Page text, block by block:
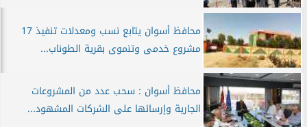
محافظ أسوان يتابع نسب ومعدلات تنفيذ 17
مشروع خدمى وتنموى بقرية الطوناب...
محافظ أسوان : سحب عدد من المشروعات
الجارية وإرسائها على الشركات المشهود...